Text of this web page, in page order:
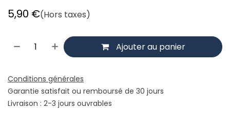
5,90 €(Hors taxes)
Ajouter au panier
Conditions générales
Garantie satisfait ou remboursé de 30 jours
Livraison : 2-3 jours ouvrables